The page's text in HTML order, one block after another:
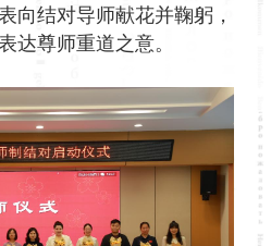
向结对导师献花并鞠躬，
达尊师重道之意。